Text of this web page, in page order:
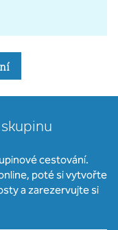
cestování.
poté si vytvořte
a zarezervujte si